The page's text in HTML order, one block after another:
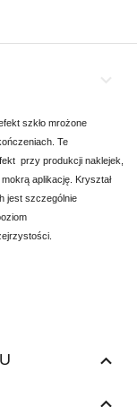
szkło mrożone
Te
przy produkcji naklejek,
aplikację. Kryształ
jest szczególnie